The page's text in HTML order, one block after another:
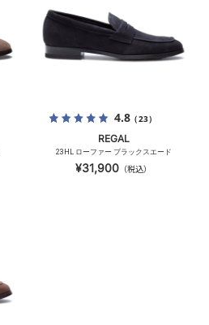
4.8（23）
REGAL
23HL ローファー ブラックスエード
¥31,900 （税込）